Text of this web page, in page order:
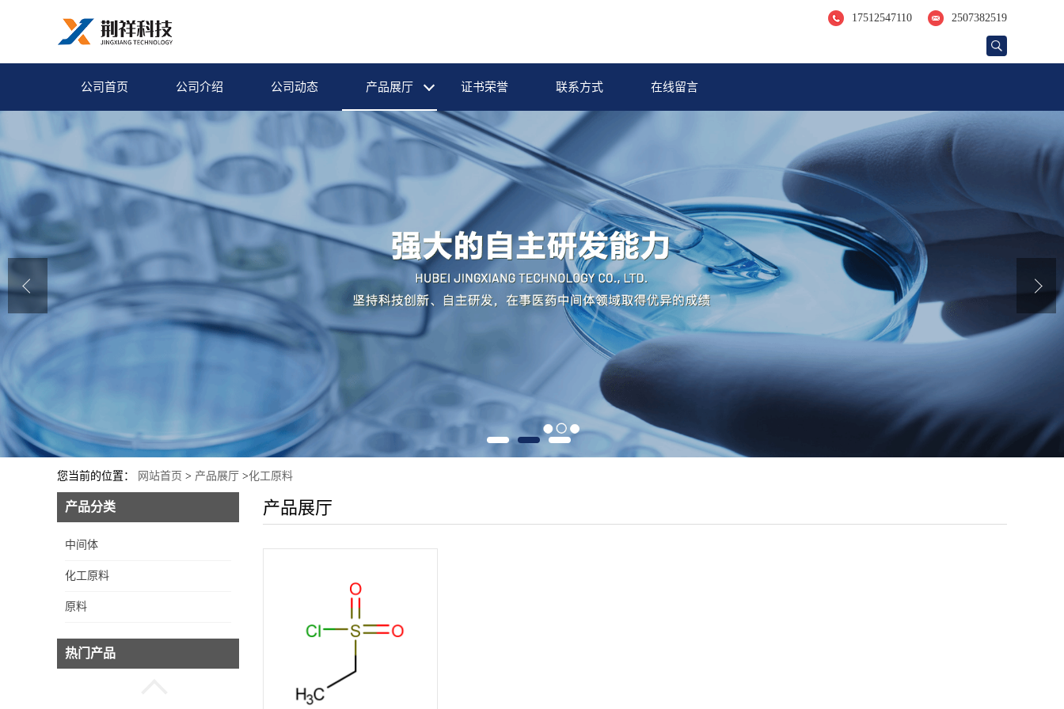
17512547110 2507382519
公司首页 公司介绍 公司动态 产品展厅 证书荣誉 联系方式 在线留言
您当前的位置： 网站首页 > 产品展厅 >化工原料
产品分类
中间体
化工原料
原料
热门产品
1-羟基苯并三唑(HOBT)
N-碘代丁二酰亚胺
异丙醇频哪醇硼酸酯
产品展厅